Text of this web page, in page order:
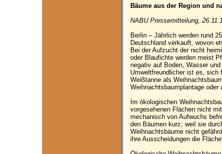
Bäume aus der Region und
NABU Pressemitteilung,
Berlin – Jährlich werden rund
Deutschland verkauft, wovon
Bei der Aufzucht der nicht
oder Blaufichte werden meist
negativ auf Boden, Wasser
Umweltfreundlicher ist es, sich
Weißtanne als
Weihnachtsbaumplantage
Im ökologischen
vorgesehenen Flächen nicht
mechanisch von Aufwuchs
den Bäumen kurz, weil sie
Weihnachtsbäume nicht
ihre Ausscheidungen die